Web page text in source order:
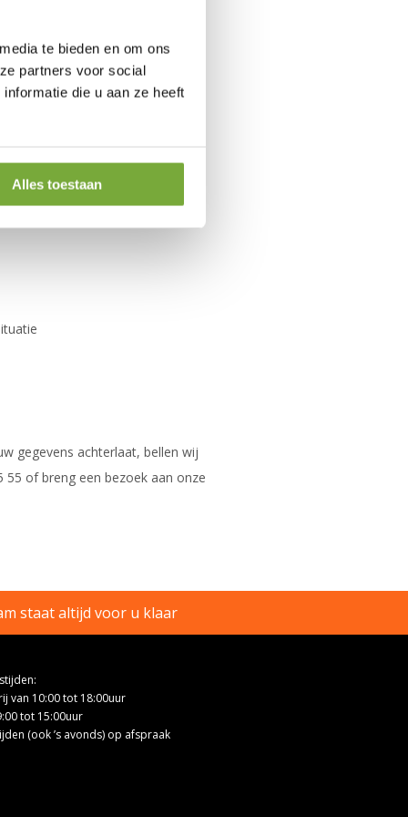
te bieden en om ons
partners voor social
die u aan ze heeft
Alles toestaan
mag verwachten
gegevens achterlaat, bellen wij
of breng een bezoek aan onze
staat altijd voor u klaar
van 10:00 tot 18:00uur
tot 15:00uur
(ook ’s avonds) op afspraak